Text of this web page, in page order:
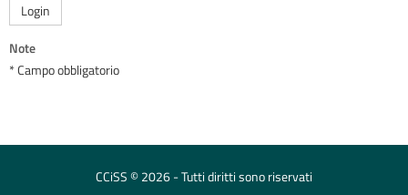
Login
Note
* Campo obbligatorio
CCiSS © 2026 - Tutti diritti sono riservati